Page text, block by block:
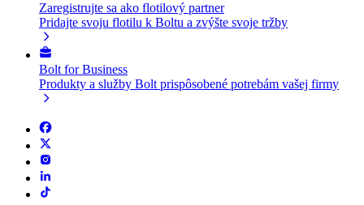
Zaregistrujte sa ako flotilový partner
Pridajte svoju flotilu k Boltu a zvýšte svoje tržby
Bolt for Business
Produkty a služby Bolt prispôsobené potrebám vašej firmy